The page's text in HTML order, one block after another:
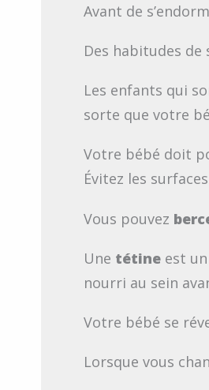
Avant de
Des habitudes
Les enfants qui
sorte que votre
Votre bébé doit
Évitez les
Vous pouvez
Une tétine est
nourri au sein
Votre bébé se
Lorsque vous